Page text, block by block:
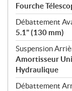
Fourche
Débattement
5.1" (130 mm)
Suspension
Amortisseur
Hydraulique
Débattement